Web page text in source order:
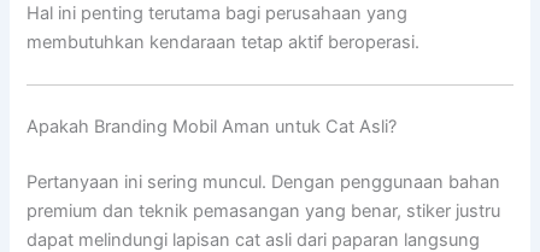
Hal ini penting terutama bagi perusahaan yang
membutuhkan kendaraan tetap aktif beroperasi.
Apakah Branding Mobil Aman untuk Cat Asli?
Pertanyaan ini sering muncul. Dengan penggunaan bahan
premium dan teknik pemasangan yang benar, stiker justru
dapat melindungi lapisan cat asli dari paparan langsung